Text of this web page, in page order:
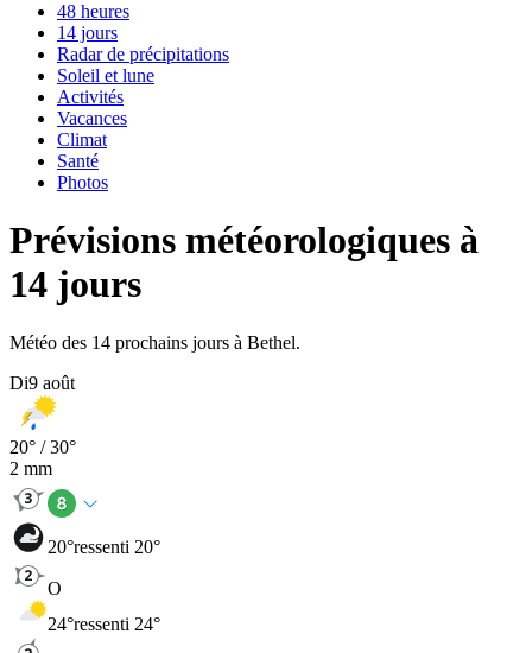
48 heures
14 jours
Radar de précipitations
Soleil et lune
Activités
Vacances
Climat
Santé
Photos
Prévisions météorologiques à
14 jours
Météo des 14 prochains jours à Bethel.
Di9 août
20° /30°
2 mm
20°ressenti 20°
O
24°ressenti 24°